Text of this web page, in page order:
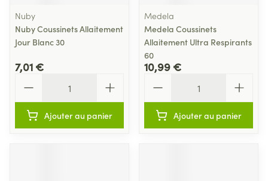
Nuby
Nuby Coussinets Allaitement
Jour Blanc 30
7,01 €
Ajouter au panier
Medela
Medela Coussinets
Allaitement Ultra Respirants
60
10,99 €
Ajouter au panier